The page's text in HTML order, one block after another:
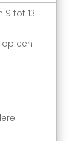
9 tot 13
een